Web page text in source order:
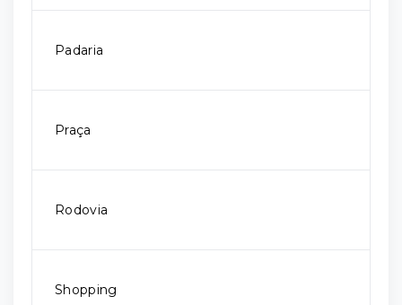
Padaria
Praça
Rodovia
Shopping